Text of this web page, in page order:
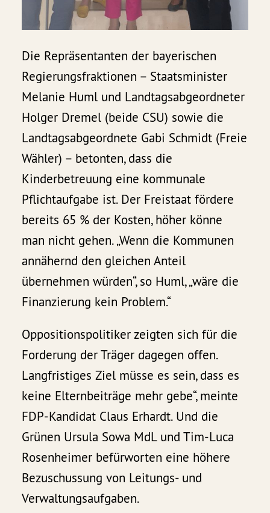
Die Repräsentanten der bayerischen
Regierungsfraktionen – Staatsminister
Melanie Huml und Landtagsabgeordneter
Holger Dremel (beide CSU) sowie die
Landtagsabgeordnete Gabi Schmidt (Freie
Wähler) – betonten, dass die
Kinderbetreuung eine kommunale
Pflichtaufgabe ist. Der Freistaat fördere
bereits 65 % der Kosten, höher könne
man nicht gehen. „Wenn die Kommunen
annähernd den gleichen Anteil
übernehmen würden“, so Huml, „wäre die
Finanzierung kein Problem.“
Oppositionspolitiker zeigten sich für die
Forderung der Träger dagegen offen.
Langfristiges Ziel müsse es sein, dass es
keine Elternbeiträge mehr gebe“, meinte
FDP-Kandidat Claus Erhardt. Und die
Grünen Ursula Sowa MdL und Tim-Luca
Rosenheimer befürworten eine höhere
Bezuschussung von Leitungs- und
Verwaltungsaufgaben.